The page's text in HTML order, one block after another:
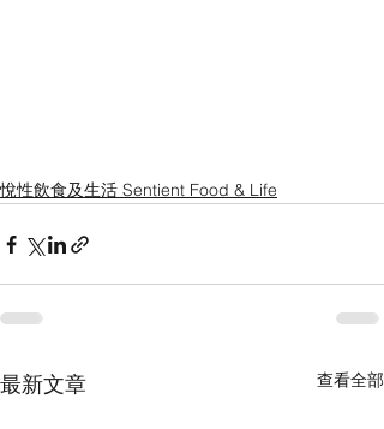
悅性飲食及生活 Sentient Food & Life
最新文章 查看全部